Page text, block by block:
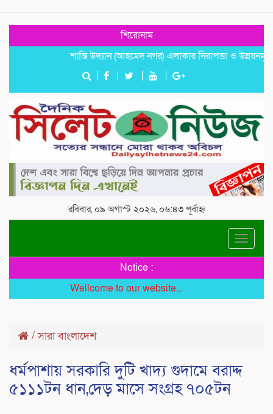
শিরোনাম
শান্তি উদ্যান (আহমেদ নগর) এলাকার নিরাপত্তা ও উন্নয়নমূলক
রবিবার, ০৯ অগাস্ট ২০২৬, ০৬:৪৩ পূর্বাহ্ন
Toggle
Notice :
Wellcome to our website...
/সারা বাংলাদেশ
ধর্মপাশায় সরকারি দুটি খাদ্য গুদামে বরাদ্দ
৫১১১টন ধান,দেড় মাসে সংগ্রহ ৭০৫টন